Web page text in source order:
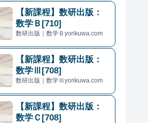
【新課程】数研出版：
数学Ｂ[710]
数研出版｜数学Ｂyorikuwa.com
【新課程】数研出版：
数学Ⅲ[708]
数研出版｜数学Ⅲyorikuwa.com
【新課程】数研出版：
数学Ｃ[708]